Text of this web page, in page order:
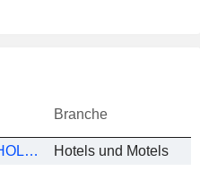
Branche
ATOUR LIFESTYLE HOLDINGS LIMITED Hotels und Motels